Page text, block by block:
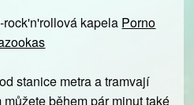
kapela Porno
stanice metra a tramvají
během pár minut také